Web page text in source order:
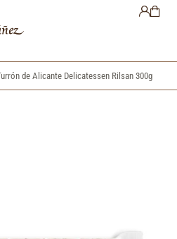
de Alicante Delicatessen Rilsan 300g